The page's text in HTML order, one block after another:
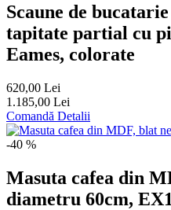
Scaune de
tapitate partial cu
Eames, colorate
620,00 Lei
1.185,00 Lei
Comandă Detalii
-40 %
Masuta cafea din
diametru 60cm,